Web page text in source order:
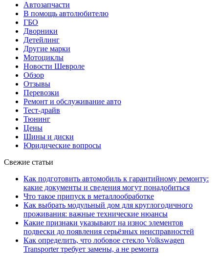
Автозапчасти
В помощь автолюбителю
ГБО
Дворники
Детейлинг
Другие марки
Мотоциклы
Новости Шевроле
Обзор
Отзывы
Перевозки
Ремонт и обслуживание авто
Тест-драйв
Тюнинг
Цены
Шины и диски
Юридические вопросы
Свежие статьи
Как подготовить автомобиль к гарантийному ремонту:
какие документы и сведения могут понадобиться
Что такое припуск в металлообработке
Как выбрать модульный дом для круглогодичного
проживания: важные технические нюансы
Какие признаки указывают на износ элементов
подвески до появления серьёзных неисправностей
Как определить, что лобовое стекло Volkswagen
Transporter требует замены, а не ремонта